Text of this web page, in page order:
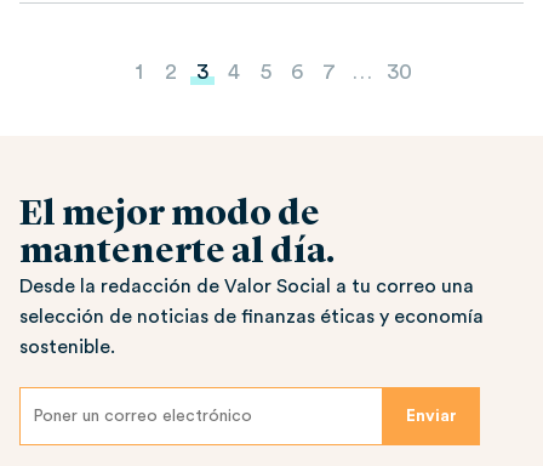
Paginación de entradas
1 2 3 4 5 6 7 … 30
El mejor modo de
mantenerte al día.
Desde la redacción de Valor Social a tu correo una
selección de noticias de finanzas éticas y economía
sostenible.